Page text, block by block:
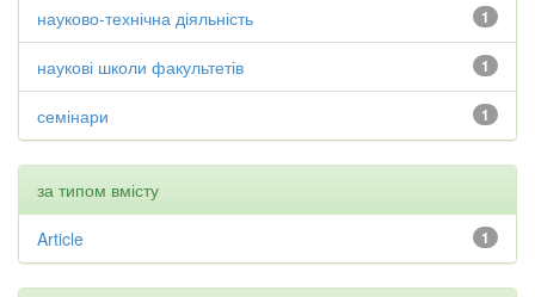
1
науково-технічна діяльність
1
наукові школи факультетів
1
семінари
за типом вмісту
1
Article